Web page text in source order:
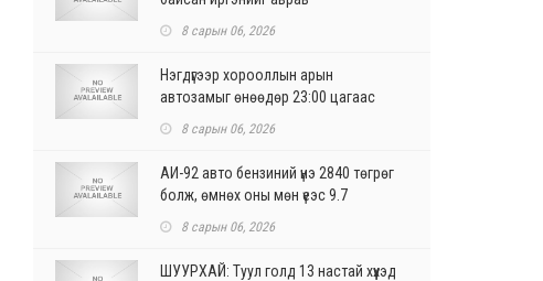
8 сарын 06, 2026
Нэгдүгээр хорооллын арын
автозамыг өнөөдөр 23:00 цагаас
8 сарын 06, 2026
АИ-92 авто бензиний үнэ 2840 төгрөг
болж, өмнөх оны мөн үеэс 9.7
8 сарын 06, 2026
ШУУРХАЙ: Туул голд 13 настай хүүхэд